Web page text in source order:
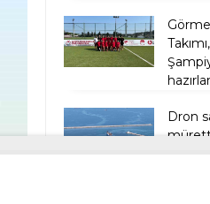
Dron